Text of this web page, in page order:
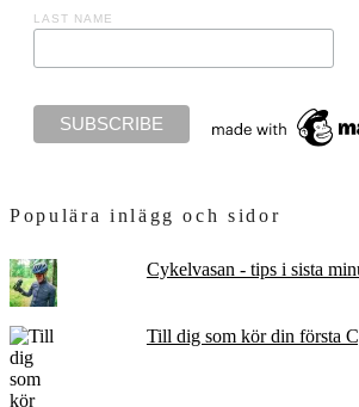
LAST NAME
Populära inlägg och sidor
Cykelvasan - tips i sista
Till dig som kör din första